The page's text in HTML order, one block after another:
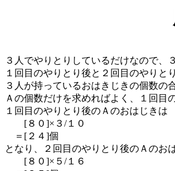
３人でやりとりしているだけなので、
１回目のやりとり後と２回目のやり
３人が持っているおはきじきの個数
Ａの個数だけを求めればよく、１回目
１回目のやりとり後のＡのおはじきは
[８０]×３/１０
＝[２４]個
となり、２回目のやりとり後のＡのお
[８０]×５/１６